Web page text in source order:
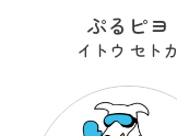
ぷるピヨ
イトウ セトカ